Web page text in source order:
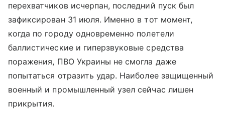
перехватчиков исчерпан, последний пуск был
зафиксирован 31 июля. Именно в тот момент,
когда по городу одновременно полетели
баллистические и гиперзвуковые средства
поражения, ПВО Украины не смогла даже
попытаться отразить удар. Наиболее защищенный
военный и промышленный узел сейчас лишен
прикрытия.